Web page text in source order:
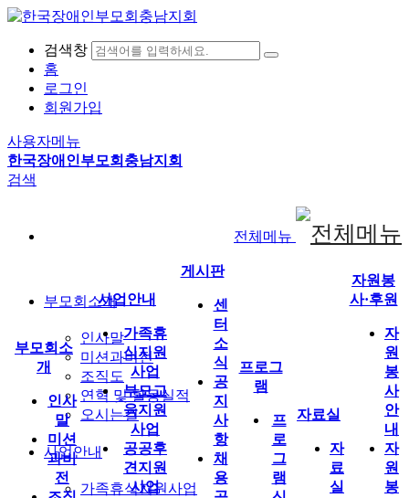
검색창
홈
로그인
회원가입
사용자메뉴
한국장애인부모회충남지회
검색
전체메뉴
부모회소개
인사말
미션과비전
조직도
연혁 및 활동실적
오시는길
사업안내
가족휴식지원사업
부모회소
개
인사
말
미션
과비
전
사업안내
가족휴
식지원
사업
부모교
육지원
사업
공공후
견지원
사업
게시판
센
터
소
식
공
지
사
항
채
용
프로그
램
프
로
그
램
자료실
자
료
실
자원봉
사·후원
자
원
봉
사
안
내
자
원
봉